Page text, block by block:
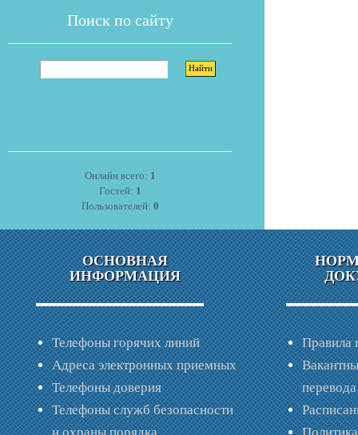
Поиск по сайту
Онлайн всего: 1
Гостей: 1
Пользователей: 0
ОСНОВНАЯ
ИНФОРМАЦИЯ
Телефоны горячих линий
Адреса электронных приемных
Телефоны доверия
Телефоны служб безопасности
Правила
перевода